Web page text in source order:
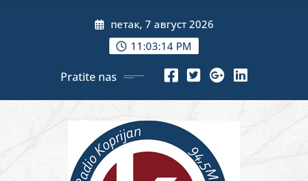
петак, 7 август 2026
11:03:16 PM
Pratite nas